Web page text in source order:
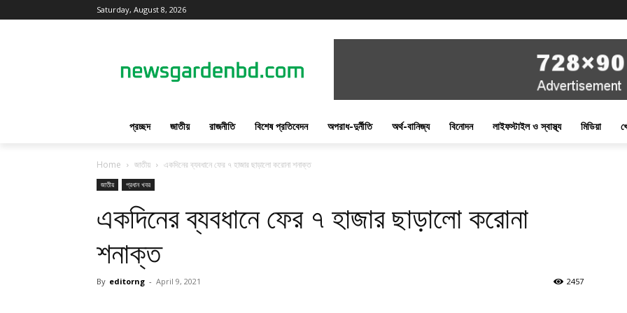
Saturday, August 8, 2026
প্রচ্ছদ জাতীয় রাজনীতি বিশেষ প্রতিবেদন অপরাধ-দুর্নীতি অর্থ-বানিজ্য বিনোদন লাইফস্টাইল ও স্বাস্থ্য মিডিয়া
Home জাতীয় একদিনের ব্যবধানে ফের ৭ হাজার ছাড়ালো করোনা শনাক্ত
জাতীয় প্রধান খবর
একদিনের ব্যবধানে ফের ৭ হাজার ছাড়ালো করোনা
শনাক্ত
By editorng - April 9, 2021 2457